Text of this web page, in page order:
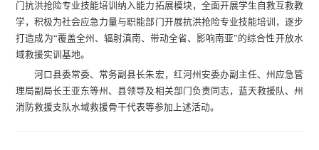
门抗洪抢险专业技能培训纳入能力拓展模块，全面开展学生自救互救教
学，积极为社会应急力量与职能部门开展抗洪抢险专业技能培训，逐步
打造成为“覆盖全州、辐射滇南、带动全省、影响南亚”的综合性开放水
域救援实训基地。
河口县委常委、常务副县长朱宏，红河州安委办副主任、州应急管
理局副局长王亚东等州、县领导及相关部门负责同志，蓝天救援队、州
消防救援支队水域救援骨干代表等参加上述活动。